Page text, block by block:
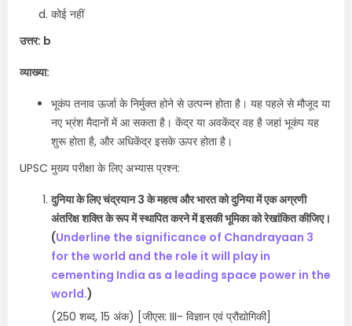
कोई नहीं
उत्तर: b
व्याख्या:
भूकंप तनाव ऊर्जा के निर्मुक्त होने से उत्पन्न होता है। यह पहले से मौजूद या
नए भ्रंश मैदानों में आ सकता है। केंद्र या अवकेंद्र वह है जहां भूकंप यह
शुरू होता है, और अधिकेंद्र इसके ऊपर होता है।
UPSC मुख्य परीक्षा के लिए अभ्यास प्रश्न:
दुनिया के लिए चंद्रयान 3 के महत्व और भारत को दुनिया में एक अग्रणी
अंतरिक्ष शक्ति के रूप में स्थापित करने में इसकी भूमिका को रेखांकित कीजिए।
(Underline the significance of Chandrayaan 3
for the world and the role it will play in
cementing India as a leading space power in the
world.)
(250 शब्द, 15 अंक) [जीएस: III- विज्ञान एवं प्रौद्योगिकी]